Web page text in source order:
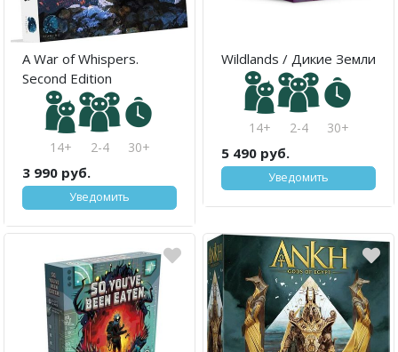
A War of Whispers.
Second Edition
14+ 2-4 30+
3 990 руб.
Уведомить
Wildlands / Дикие Земли
14+ 2-4 30+
5 490 руб.
Уведомить